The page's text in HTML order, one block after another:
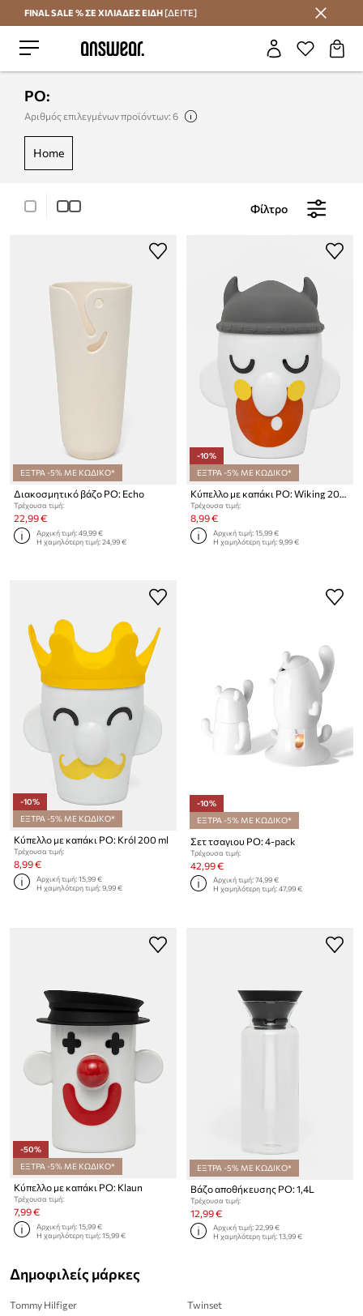
Εξοικονομήστε με το Answear Club
FINAL SALE % ΣΕ ΧΙΛΙΑΔΕΣ ΕΙΔΗ [ΔΕΙΤΕ]
PO:
Αριθμός επιλεγμένων προϊόντων: 6
home
Φίλτρο
ΕΞΤΡΑ -5% ΜΕ ΚΩΔΙΚΟ*
Διακοσμητικό βάζο PO: Echo
Τρέχουσα τιμή:
22,99 €
Αρχική τιμή:49,99 €
Η χαμηλότερη τιμή:24,99 €
-10%
ΕΞΤΡΑ -5% ΜΕ ΚΩΔΙΚΟ*
Κύπελλο με καπάκι PO: Wiking 200 ml
Τρέχουσα τιμή:
8,99 €
Αρχική τιμή:15,99 €
Η χαμηλότερη τιμή:9,99 €
-10%
ΕΞΤΡΑ -5% ΜΕ ΚΩΔΙΚΟ*
Κύπελλο με καπάκι PO: Król 200 ml
Τρέχουσα τιμή:
8,99 €
Αρχική τιμή:15,99 €
Η χαμηλότερη τιμή:9,99 €
-10%
ΕΞΤΡΑ -5% ΜΕ ΚΩΔΙΚΟ*
Σετ τσαγιου PO: 4-pack
Τρέχουσα τιμή:
42,99 €
Αρχική τιμή:74,99 €
Η χαμηλότερη τιμή:47,99 €
-50%
ΕΞΤΡΑ -5% ΜΕ ΚΩΔΙΚΟ*
Κύπελλο με καπάκι PO: Klaun
Τρέχουσα τιμή:
7,99 €
Αρχική τιμή:15,99 €
Η χαμηλότερη τιμή:15,99 €
ΕΞΤΡΑ -5% ΜΕ ΚΩΔΙΚΟ*
Βάζο αποθήκευσης PO: 1,4L
Τρέχουσα τιμή:
12,99 €
Αρχική τιμή:22,99 €
Η χαμηλότερη τιμή:13,99 €
Δημοφιλείς μάρκες
Tommy Hilfiger
Twinset